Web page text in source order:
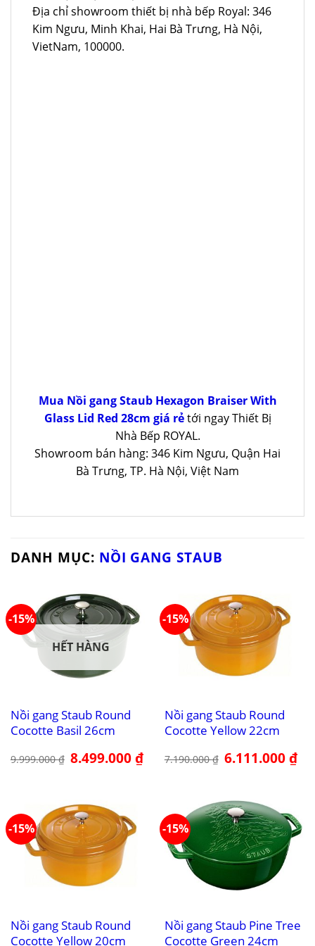
Địa chỉ showroom thiết bị nhà bếp Royal: 346
Kim Ngưu, Minh Khai, Hai Bà Trưng, Hà Nội,
VietNam, 100000.
Mua Nồi gang Staub Hexagon Braiser With
Glass Lid Red 28cm giá rẻtới ngay Thiết Bị
Nhà Bếp ROYAL.
Showroom bán hàng: 346 Kim Ngưu, Quận Hai
Bà Trưng, TP. Hà Nội, Việt Nam
DANH MỤC: NỒI GANG STAUB
-15%
HẾT HÀNG
Nồi gang Staub Round
Cocotte Basil 26cm
9.999.000₫ Giá
gốc
8.499.000₫Giá
hiện
-15%
Nồi gang Staub Round
Cocotte Yellow 22cm
7.190.000₫ Giá
gốc
6.111.000₫Giá
-15%
Nồi gang Staub Round
Cocotte Yellow 20cm
-15%
Nồi gang Staub Pine Tree
Cocotte Green 24cm